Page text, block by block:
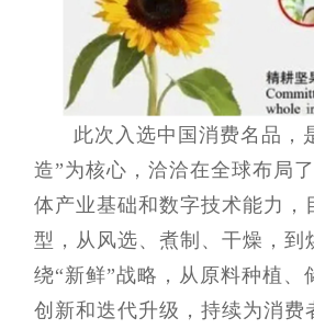
此次入选中国消费名品，
造”为核心，洽洽在全球布局
体产业基础和数字技术能力
型，从风选、煮制、干燥，到
绕“新鲜”战略，从原料种植
创新和迭代升级，持续为消